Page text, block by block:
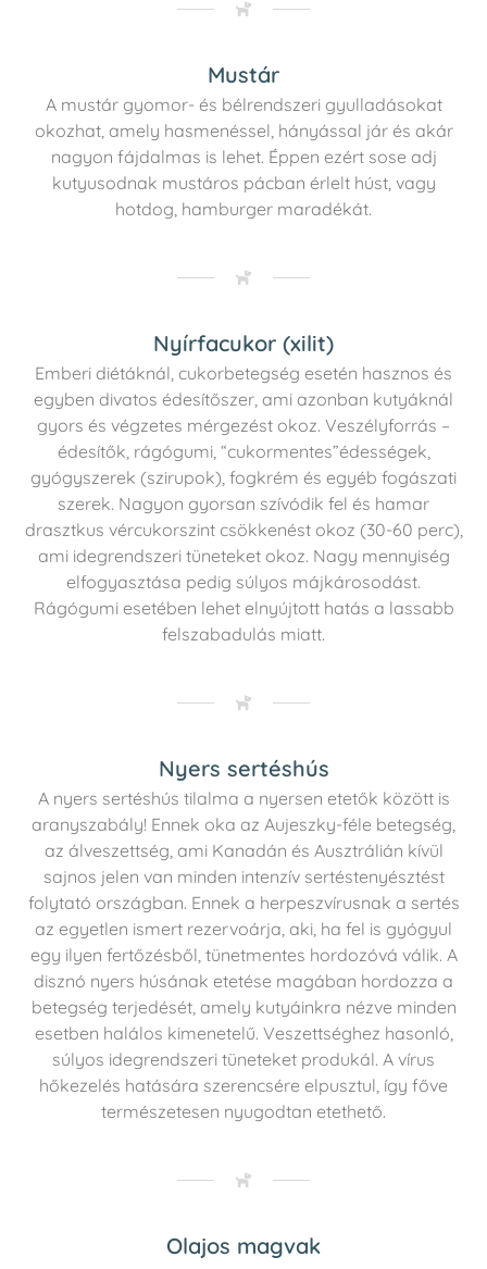
Mustár
A mustár gyomor- és bélrendszeri gyulladásokat
okozhat, amely hasmenéssel, hányással jár és akár
nagyon fájdalmas is lehet. Éppen ezért sose adj
kutyusodnak mustáros pácban érlelt húst, vagy
hotdog, hamburger maradékát.
Nyírfacukor (xilit)
Emberi diétáknál, cukorbetegség esetén hasznos és
egyben divatos édesítőszer, ami azonban kutyáknál
gyors és végzetes mérgezést okoz. Veszélyforrás –
édesítők, rágógumi, “cukormentes”édességek,
gyógyszerek (szirupok), fogkrém és egyéb fogászati
szerek. Nagyon gyorsan szívódik fel és hamar
drasztkus vércukorszint csökkenést okoz (30-60 perc),
ami idegrendszeri tüneteket okoz. Nagy mennyiség
elfogyasztása pedig súlyos májkárosodást.
Rágógumi esetében lehet elnyújtott hatás a lassabb
felszabadulás miatt.
Nyers sertéshús
A nyers sertéshús tilalma a nyersen etetők között is
aranyszabály! Ennek oka az Aujeszky-féle betegség,
az álveszettség, ami Kanadán és Ausztrálián kívül
sajnos jelen van minden intenzív sertéstenyésztést
folytató országban. Ennek a herpeszvírusnak a sertés
az egyetlen ismert rezervoárja, aki, ha fel is gyógyul
egy ilyen fertőzésből, tünetmentes hordozóvá válik. A
disznó nyers húsának etetése magában hordozza a
betegség terjedését, amely kutyáinkra nézve minden
esetben halálos kimenetelű. Veszettséghez hasonló,
súlyos idegrendszeri tüneteket produkál. A vírus
hőkezelés hatására szerencsére elpusztul, így főve
természetesen nyugodtan etethető.
Olajos magvak